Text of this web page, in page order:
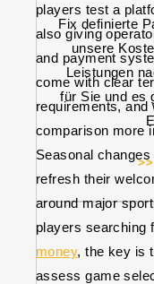
Fix definierte
unsere
Leistungen
für Sie und es
players test a
also giving
and payment
come with clear
requirements,
comparison more
Seasonal
refresh their
around major
players searching
money, the key is
assess game